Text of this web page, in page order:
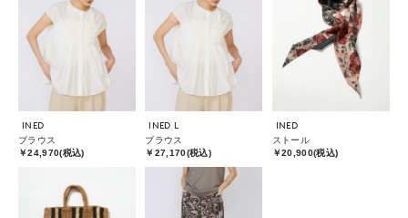
INED
ブラウス
￥24,970(税込)
INED L
ブラウス
￥27,170(税込)
INED
ストール
￥20,900(税込)